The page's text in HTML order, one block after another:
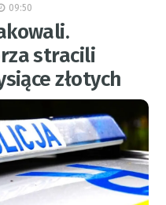
09:50
stracili
złotych